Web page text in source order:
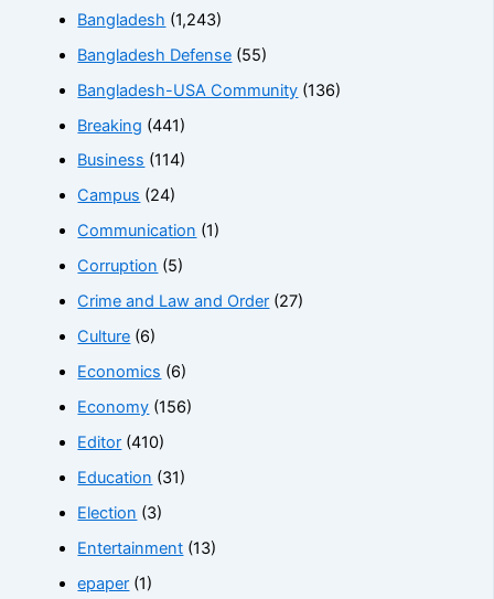
Bangladesh (1,243)
Bangladesh Defense (55)
Bangladesh-USA Community (136)
Breaking (441)
Business (114)
Campus (24)
Communication (1)
Corruption (5)
Crime and Law and Order (27)
Culture (6)
Economics (6)
Economy (156)
Editor (410)
Education (31)
Election (3)
Entertainment (13)
epaper (1)